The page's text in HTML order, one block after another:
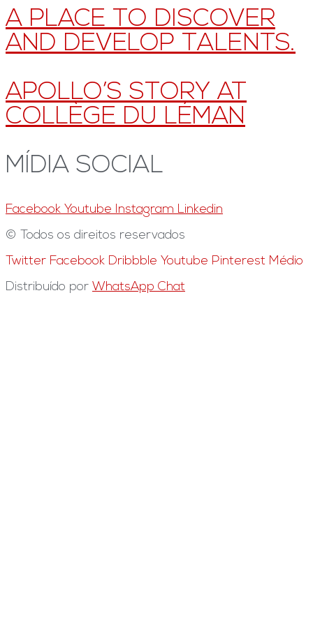
A PLACE TO DISCOVER
AND DEVELOP TALENTS.
APOLLO’S STORY AT
COLLÈGE DU LÉMAN
MÍDIA SOCIAL
Facebook Youtube Instagram Linkedin
© Todos os direitos reservados
Twitter Facebook Dribbble Youtube Pinterest Médio
Distribuído por WhatsApp Chat